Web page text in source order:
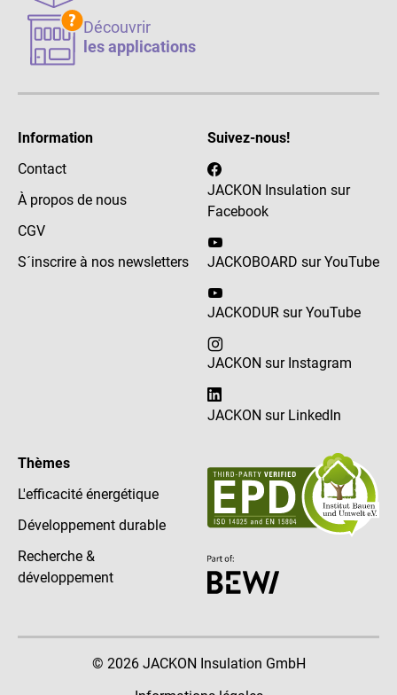
Découvrir
les applications
Information
Contact
À propos de nous
CGV
S´inscrire à nos newsletters
Suivez-nous!
JACKON Insulation sur
Facebook
JACKOBOARD sur YouTube
JACKODUR sur YouTube
JACKON sur Instagram
JACKON sur LinkedIn
Thèmes
L'efficacité énergétique
Développement durable
Recherche &
développement
© 2026 JACKON Insulation GmbH